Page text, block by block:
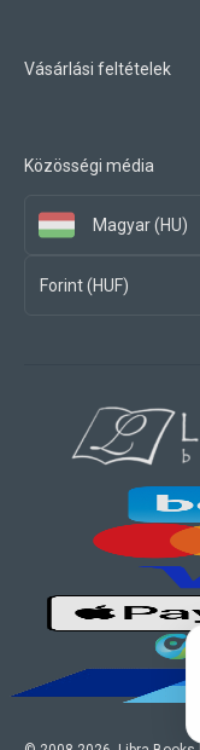
Vásárlási feltételek
Közösségi média
Magyar (HU)
Forint (HUF)